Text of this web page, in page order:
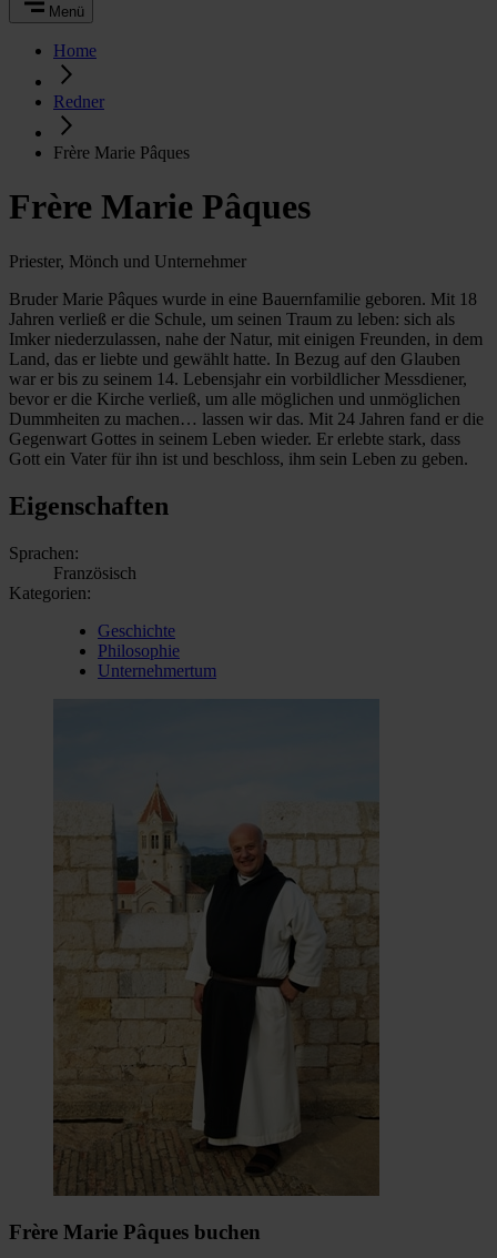
Menü
Home
Redner
Frère Marie Pâques
Frère Marie Pâques
Priester, Mönch und Unternehmer
Bruder Marie Pâques wurde in eine Bauernfamilie geboren. Mit 18
Jahren verließ er die Schule, um seinen Traum zu leben: sich als
Imker niederzulassen, nahe der Natur, mit einigen Freunden, in dem
Land, das er liebte und gewählt hatte. In Bezug auf den Glauben
war er bis zu seinem 14. Lebensjahr ein vorbildlicher Messdiener,
bevor er die Kirche verließ, um alle möglichen und unmöglichen
Dummheiten zu machen… lassen wir das. Mit 24 Jahren fand er die
Gegenwart Gottes in seinem Leben wieder. Er erlebte stark, dass
Gott ein Vater für ihn ist und beschloss, ihm sein Leben zu geben.
Eigenschaften
Sprachen:
Französisch
Kategorien:
Geschichte
Philosophie
Unternehmertum
Frère Marie Pâques buchen